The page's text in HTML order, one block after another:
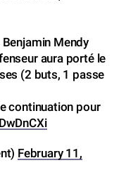
Mendy
aura porté le
(2 buts, 1 passe
continuation pour
February 11,